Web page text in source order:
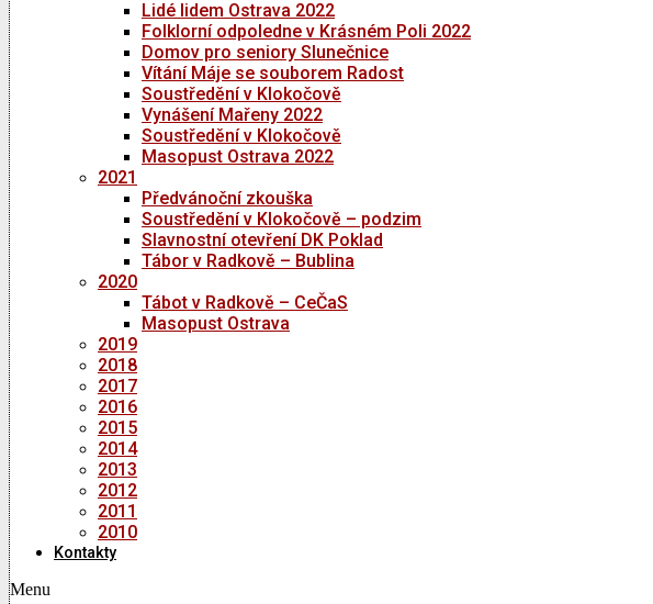
Lidé lidem Ostrava 2022
Folklorní odpoledne v Krásném Poli 2022
Domov pro seniory Slunečnice
Vítání Máje se souborem Radost
Soustředění v Klokočově
Vynášení Mařeny 2022
Soustředění v Klokočově
Masopust Ostrava 2022
2021
Předvánoční zkouška
Soustředění v Klokočově – podzim
Slavnostní otevření DK Poklad
Tábor v Radkově – Bublina
2020
Tábot v Radkově – CeČaS
Masopust Ostrava
2019
2018
2017
2016
2015
2014
2013
2012
2011
2010
Kontakty
Menu